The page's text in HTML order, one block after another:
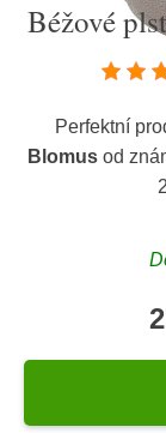
Béžové
Perfektní
Blomusod